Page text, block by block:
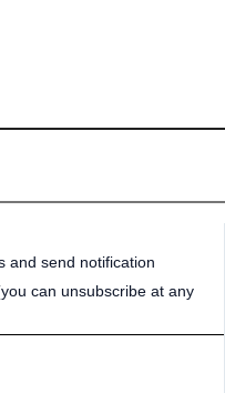
and send notification
can unsubscribe at any